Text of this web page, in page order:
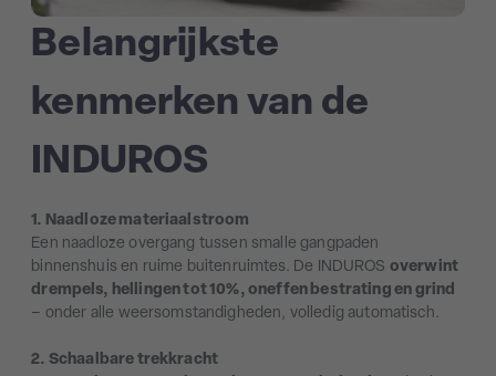
Belangrijkste
kenmerken van de
INDUROS
1. Naadloze materiaalstroom
Een naadloze overgang tussen smalle gangpaden
binnenshuis en ruime buitenruimtes. De INDUROS overwint
drempels, hellingen tot 10%, oneffen bestrating en grind
– onder alle weersomstandigheden, volledig automatisch.
2. Schaalbare trekkracht